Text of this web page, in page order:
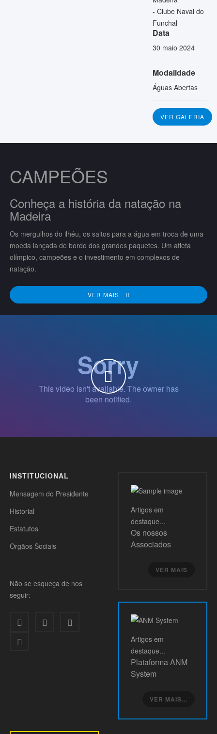
- Clube Naval do
Funchal
Data
30 maio 2024
Modalidade
Águas Abertas
VER GALERIA
CAMPEÕES
Conheça a história da natação na
Madeira
Os mergulhos do ilhéu, os saltos para a água em troca de uma
moeda lançada de bordo dos grandes paquetes. Um atleta
olímpico, campeões e o investimento em complexos de
natação.
VER MAIS
WATCH THE VIDEO
INSTITUCIONAL
Mensagem do Presidente
Historial
Estatutos
Orgãos Sociais
Não se esqueça de nos
seguir:
Artigos em
destaque...
Os nossos
Associados
VER MAIS
Artigos em
destaque...
Plataforma ANM
System
VER MAIS...